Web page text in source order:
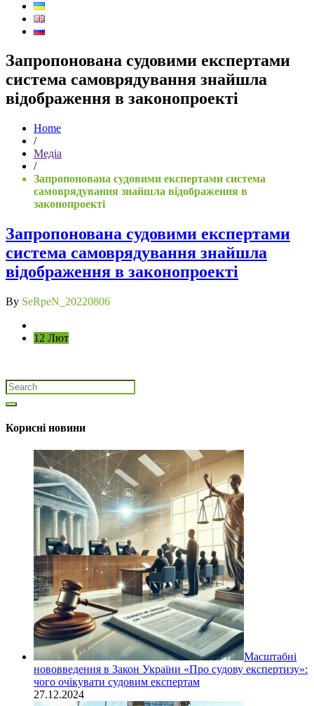
Запропонована судовими експертами
система самоврядування знайшла
відображення в законопроекті
Home
/
Медіа
/
Запропонована судовими експертами система
самоврядування знайшла відображення в
законопроекті
Запропонована судовими експертами
система самоврядування знайшла
відображення в законопроекті
By SeRpeN_20220806
12 Лют
Корисні новини
Масштабні
нововведення в Закон України «Про судову експертизу»:
чого очікувати судовим експертам
27.12.2024